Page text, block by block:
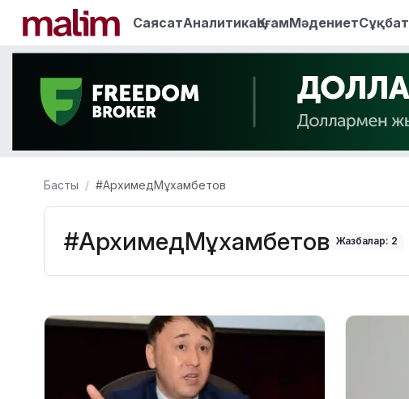
СаясатАналитикаҚоғамМәдениетСұқбат
Басты #АрхимедМұхамбетов
#АрхимедМұхамбетов Жазбалар: 2